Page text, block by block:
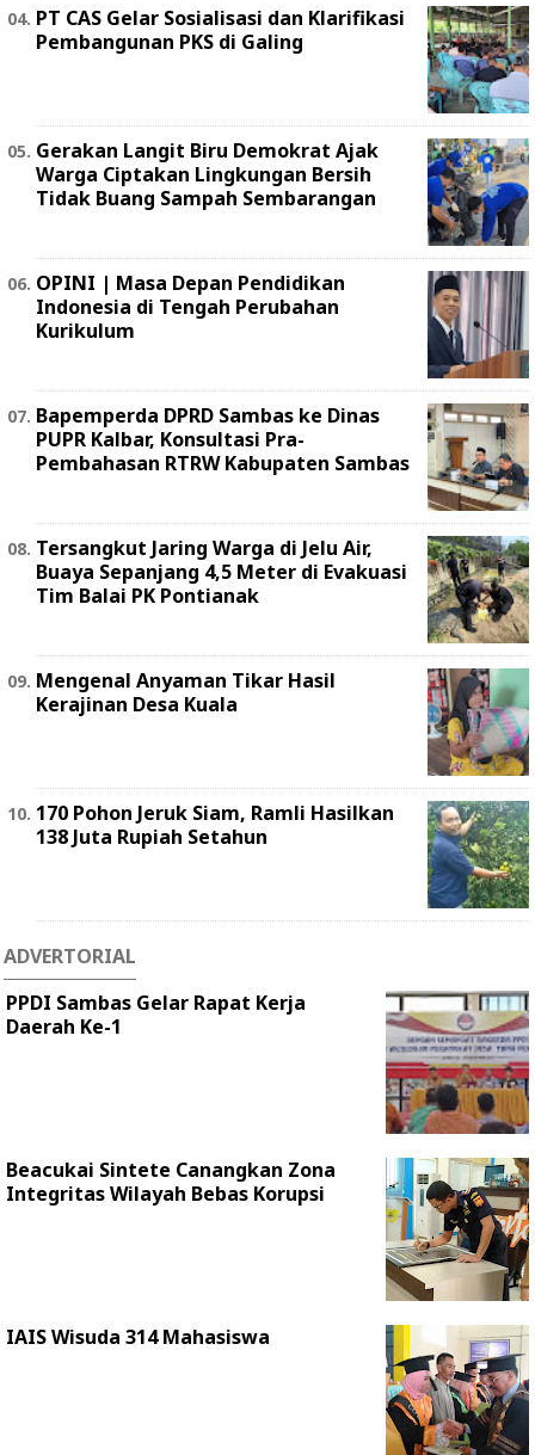
PT CAS Gelar Sosialisasi dan Klarifikasi
Pembangunan PKS di Galing
Gerakan Langit Biru Demokrat Ajak
Warga Ciptakan Lingkungan Bersih
Tidak Buang Sampah Sembarangan
OPINI | Masa Depan Pendidikan
Indonesia di Tengah Perubahan
Kurikulum
Bapemperda DPRD Sambas ke Dinas
PUPR Kalbar, Konsultasi Pra-
Pembahasan RTRW Kabupaten Sambas
Tersangkut Jaring Warga di Jelu Air,
Buaya Sepanjang 4,5 Meter di Evakuasi
Tim Balai PK Pontianak
Mengenal Anyaman Tikar Hasil
Kerajinan Desa Kuala
170 Pohon Jeruk Siam, Ramli Hasilkan
138 Juta Rupiah Setahun
ADVERTORIAL
PPDI Sambas Gelar Rapat Kerja
Daerah Ke-1
Beacukai Sintete Canangkan Zona
Integritas Wilayah Bebas Korupsi
IAIS Wisuda 314 Mahasiswa